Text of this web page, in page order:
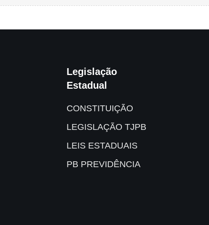
Legislação
Estadual
CONSTITUIÇÃO
LEGISLAÇÃO TJPB
LEIS ESTADUAIS
PB PREVIDÊNCIA